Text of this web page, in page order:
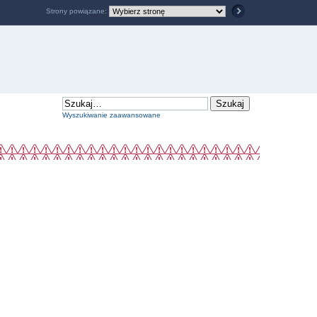
Wyszukiwanie zaawansowane
Strony powiązane: